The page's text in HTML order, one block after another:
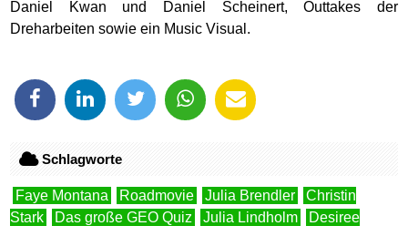
Daniel Kwan und Daniel Scheinert, Outtakes der
Dreharbeiten sowie ein Music Visual.
Schlagworte
Faye Montana Roadmovie Julia Brendler
Christin
Stark
Das große GEO Quiz Julia Lindholm
Desiree